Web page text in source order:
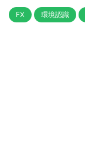
FX 環境認識